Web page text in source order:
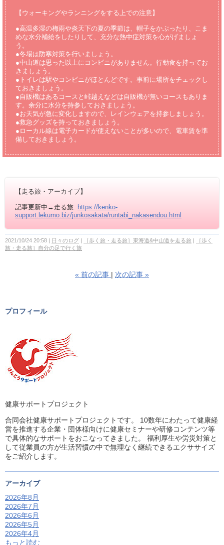
【ウォーキングやランニングをする上での注意】
●高温多湿の梅雨や炎天下の夏の季節は、帽子をかぶったり、こま
めな水分補給をしたりして、充分な熱中症対策を心がげましょ
う。
●冬場は防寒対策を行いましょう。
●中山道は思った以上にコンビニがありません。行動食を持ってお
きましょう。
●トイレは駅やコンビニがほとんどです。事前に場所をチェックし
ておきましょう。
●自販機はあるコースと峠越えなどは自販機が無いコースもありま
す。余分に水分を持参しておきましょう。
●お天気が急に変化しますので、レインウェアを持参しましょう。
●救急グッズを持っておきましょう。
●ローカル線は電子カードが使えないことが多いので、電車賃を準
備しておきましょう。
【走る旅・アーカイブ】
記事更新中→走る旅: https://kenko-
support.lekumo.biz/junkosakata/runtabi_nakasendou.html
2021/10/24 20:58 日々のログ ［歩く旅・走る旅］東海道&中山道を走る旅
［歩く
旅・走る旅］自分の足で行く旅
« 前の記事 次の記事 »
プロフィール
健康サポートプロジェクト
合同会社健康サポートプロジェクトです。 10数年にわたって健康経
営を推進する企業・団体様向けに健康セミナーや研修コンテンツ等
で具体的なサポートをおこなってきました。 福利厚生や労災対策と
して従業員の方が生活習慣の中で無理なく継続できるエクササイズ
をご紹介します。
アーカイブ
2026年8月
2026年7月
2026年6月
2026年5月
2026年4月
もっと読む